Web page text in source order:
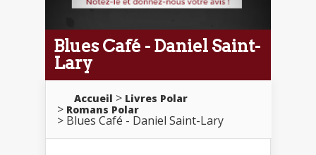
Blues Café - Daniel Saint-
Lary
Accueil
Livres Polar
Romans Polar
Blues Café - Daniel Saint-Lary